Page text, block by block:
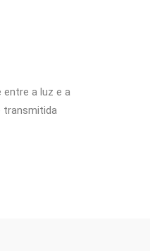
entre a luz e a
transmitida